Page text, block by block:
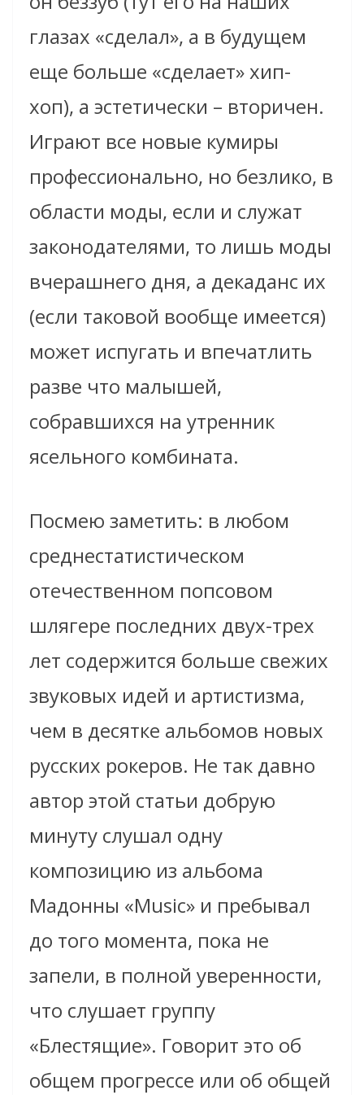
глазах «сделал», а в будущем
еще больше «сделает» хип-
хоп), а эстетически – вторичен.
Играют все новые кумиры
профессионально, но безлико, в
области моды, если и служат
законодателями, то лишь моды
вчерашнего дня, а декаданс их
(если таковой вообще имеется)
может испугать и впечатлить
разве что малышей,
собравшихся на утренник
ясельного комбината.
Посмею заметить: в любом
среднестатистическом
отечественном попсовом
шлягере последних двух-трех
лет содержится больше свежих
звуковых идей и артистизма,
чем в десятке альбомов новых
русских рокеров. Не так давно
автор этой статьи добрую
минуту слушал одну
композицию из альбома
Мадонны «Music» и пребывал
до того момента, пока не
запели, в полной уверенности,
что слушает группу
«Блестящие». Говорит это об
общем прогрессе или об общей